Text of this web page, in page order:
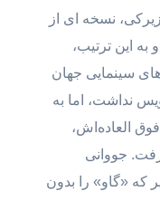
نسخه ای از
به این ترتیب،
سینمایی جهان
نداشت، اما به
العاده‌اش،
جووانی
که «گاو» را بدون